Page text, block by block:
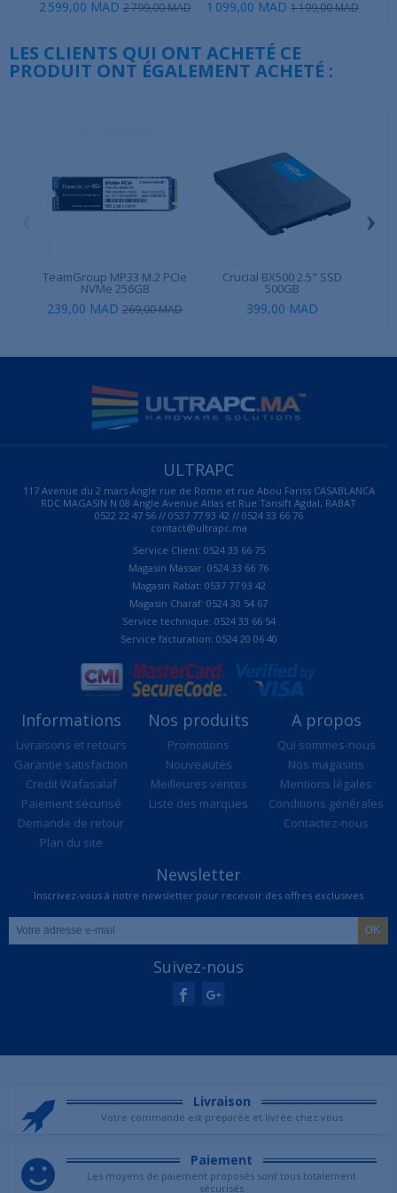
2 599,00 MAD 2 799,00 MAD 1 099,00 MAD 1 199,00 MAD
LES CLIENTS QUI ONT ACHETÉ CE
PRODUIT ONT ÉGALEMENT ACHETÉ :
TeamGroup MP33 M.2 PCIe
NVMe 256GB
239,00 MAD 269,00 MAD
Crucial BX500 2.5" SSD
500GB
399,00 MAD
›
ULTRAPC
117 Avenue du 2 mars Angle rue de Rome et rue Abou Fariss CASABLANCA
RDC MAGASIN N 08 Angle Avenue Atlas et Rue Tansift Agdal, RABAT
0522 22 47 56 // 0537 77 93 42 // 0524 33 66 76
contact@ultrapc.ma
Service Client: 0524 33 66 75
Magasin Massar: 0524 33 66 76
Magasin Rabat: 0537 77 93 42
Magasin Charaf: 0524 30 54 67
Service technique: 0524 33 66 54
Service facturation: 0524 20 06 40
Informations
Livraisons et retours
Garantie satisfaction
Credit Wafasalaf
Paiement sécurisé
Demande de retour
Plan du site
Nos produits
Promotions
Nouveautés
Meilleures ventes
Liste des marques
A propos
Qui sommes-nous
Nos magasins
Mentions légales
Conditions générales
Contactez-nous
Newsletter
Inscrivez-vous à notre newsletter pour recevoir des offres exclusives
Suivez-nous
Livraison
Votre commande est preparée et livrée chez vous
Paiement
Les moyens de paiement proposés sont tous totalement
sécurisés